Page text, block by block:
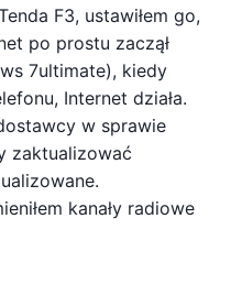
F3, ustawiłem go,
po prostu zaczął
7ultimate), kiedy
Internet działa.
w sprawie
zaktualizować
kanały radiowe